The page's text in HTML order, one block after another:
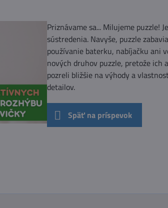
Priznávame sa... Milujeme puzzle!
sústredenia. Navyše, puzzle
používanie baterku, nabíjačku ani
nových druhov puzzle, pretože ich
pozreli bližšie na výhody a
detailov.
Späť na príspevok